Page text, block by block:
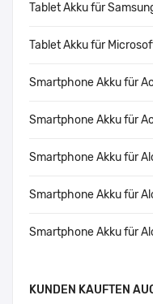
Tablet Akku für
Tablet Akku für
Smartphone Akku für
Smartphone Akku für
Smartphone Akku für
Smartphone Akku für
Smartphone Akku für
KUNDEN KAUFTEN